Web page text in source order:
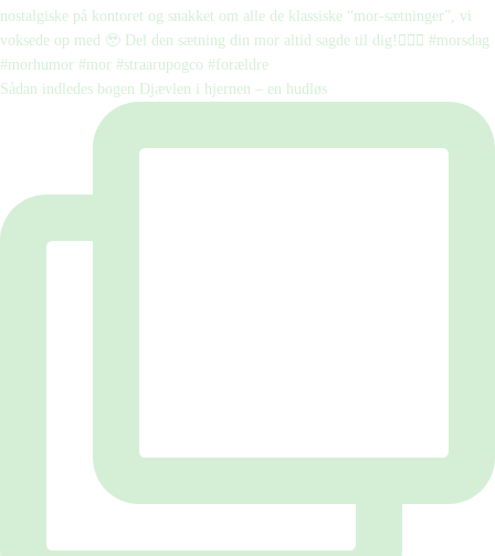
Sådan indledes bogen Djævlen i hjernen – en hudløs